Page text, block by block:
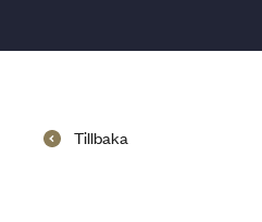
Tillbaka